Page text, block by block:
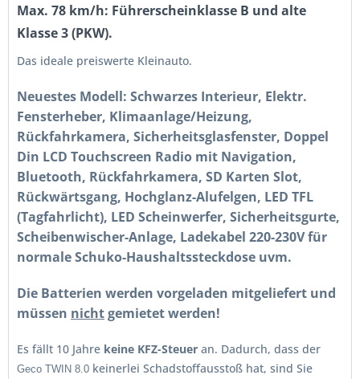
Max. 78 km/h: Führerscheinklasse B und alte
Klasse 3 (PKW).
Das ideale preiswerte Kleinauto.
Neuestes Modell: Schwarzes Interieur, Elektr.
Fensterheber, Klimaanlage/Heizung,
Rückfahrkamera, Sicherheitsglasfenster, Doppel
Din LCD Touchscreen Radio mit Navigation,
Bluetooth, Rückfahrkamera, SD Karten Slot,
Rückwärtsgang, Hochglanz-Alufelgen, LED TFL
(Tagfahrlicht), LED Scheinwerfer, Sicherheitsgurte,
Scheibenwischer-Anlage, Ladekabel 220-230V für
normale Schuko-Haushaltssteckdose uvm.
Die Batterien werden vorgeladen mitgeliefert und
müssen nichtgemietet werden!
Es fällt 10 Jahre keine KFZ-Steuer an. Dadurch, dass der
Geco TWIN 8.0 keinerlei Schadstoffausstoß hat, sind Sie